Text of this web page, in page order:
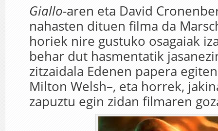
Giallo-aren eta David
nahasten dituen filma da
horiek nire gustuko osagaiak
behar dut hasmentatik
zitzaidala Edenen papera
Milton Welsh–, eta horrek,
zapuztu egin zidan filmaren